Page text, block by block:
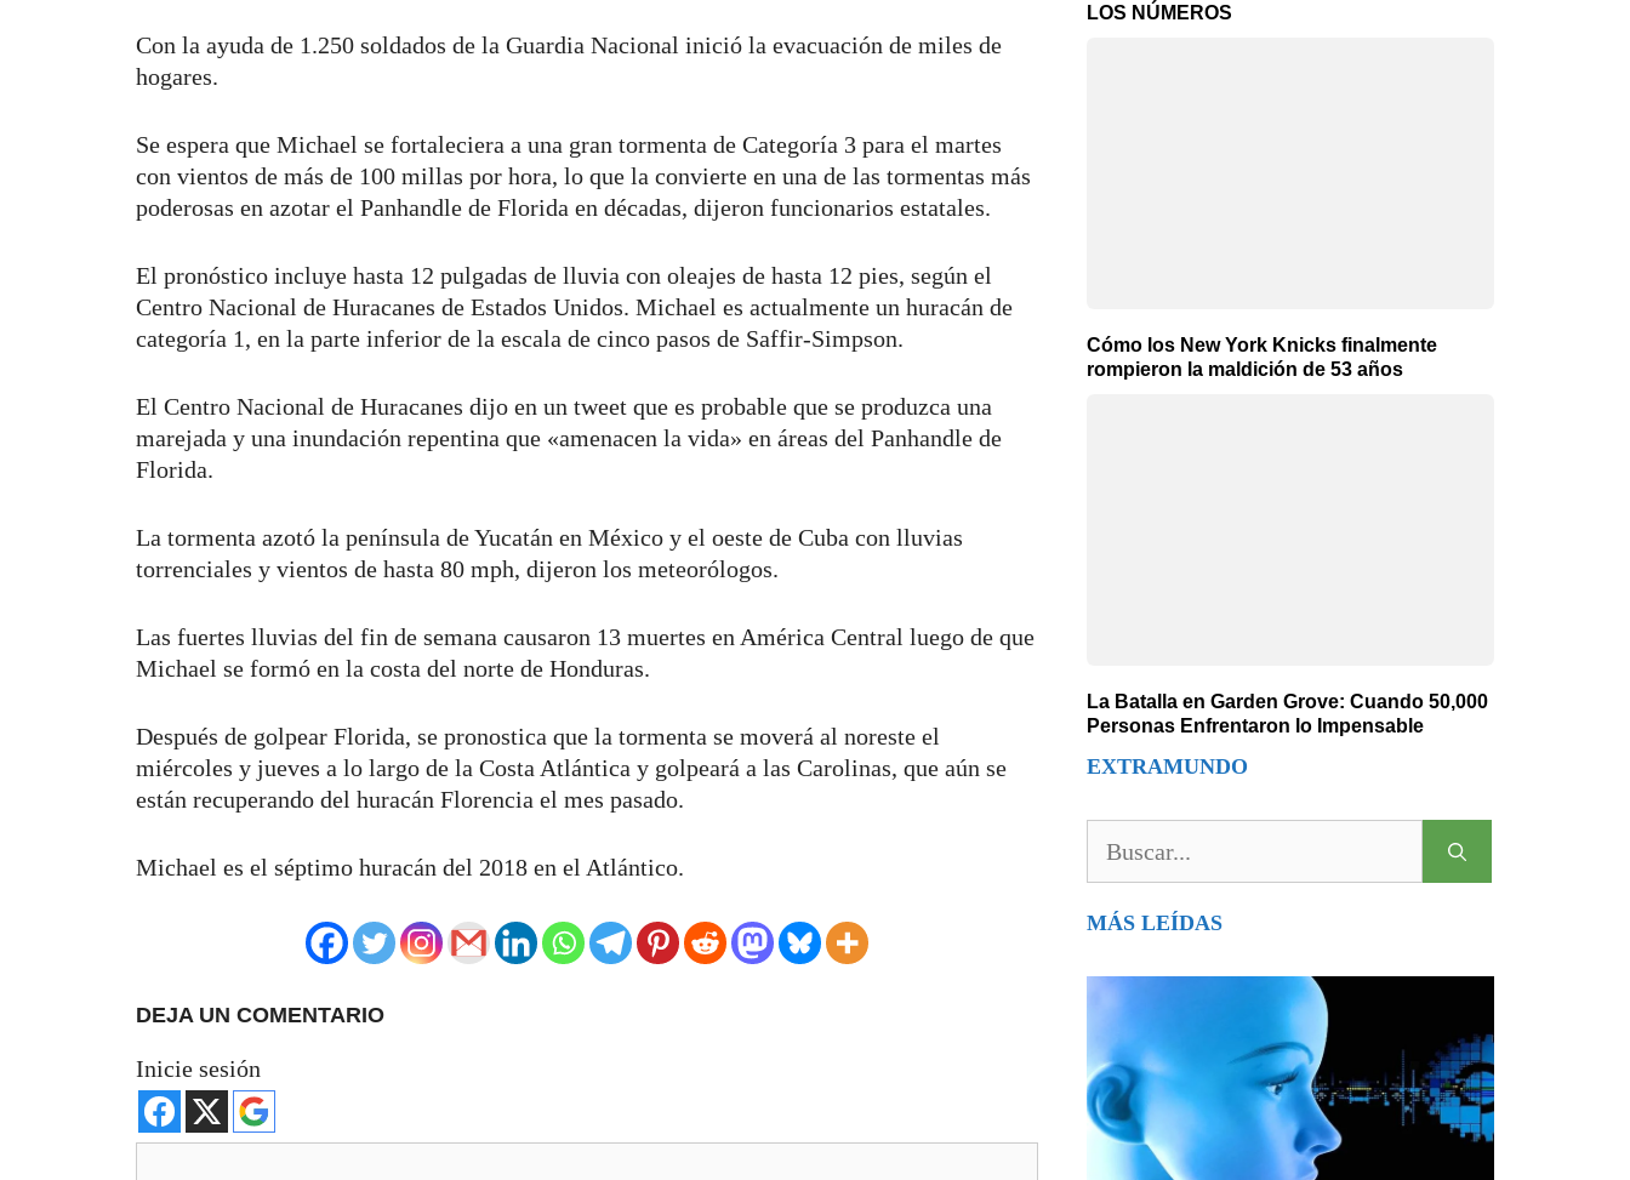
Con la ayuda de 1.250 soldados de la Guardia Nacional inició la evacuación de miles de
hogares.
Se espera que Michael se fortaleciera a una gran tormenta de Categoría 3 para el martes
con vientos de más de 100 millas por hora, lo que la convierte en una de las tormentas más
poderosas en azotar el Panhandle de Florida en décadas, dijeron funcionarios estatales.
El pronóstico incluye hasta 12 pulgadas de lluvia con oleajes de hasta 12 pies, según el
Centro Nacional de Huracanes de Estados Unidos. Michael es actualmente un huracán de
categoría 1, en la parte inferior de la escala de cinco pasos de Saffir-Simpson.
El Centro Nacional de Huracanes dijo en un tweet que es probable que se produzca una
marejada y una inundación repentina que «amenacen la vida» en áreas del Panhandle de
Florida.
La tormenta azotó la península de Yucatán en México y el oeste de Cuba con lluvias
torrenciales y vientos de hasta 80 mph, dijeron los meteorólogos.
Las fuertes lluvias del fin de semana causaron 13 muertes en América Central luego de que
Michael se formó en la costa del norte de Honduras.
Después de golpear Florida, se pronostica que la tormenta se moverá al noreste el
miércoles y jueves a lo largo de la Costa Atlántica y golpeará a las Carolinas, que aún se
están recuperando del huracán Florencia el mes pasado.
Michael es el séptimo huracán del 2018 en el Atlántico.
DEJA UN COMENTARIO
Inicie sesión
LOS NÚMEROS
Cómo los New York Knicks finalmente
rompieron la maldición de 53 años
La Batalla en Garden Grove: Cuando 50,000
Personas Enfrentaron lo Impensable
EXTRAMUNDO
MÁS LEÍDAS